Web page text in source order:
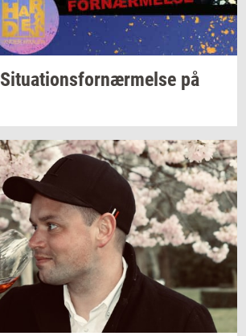
Si­tu­a­tions­for­nær­mel­se på